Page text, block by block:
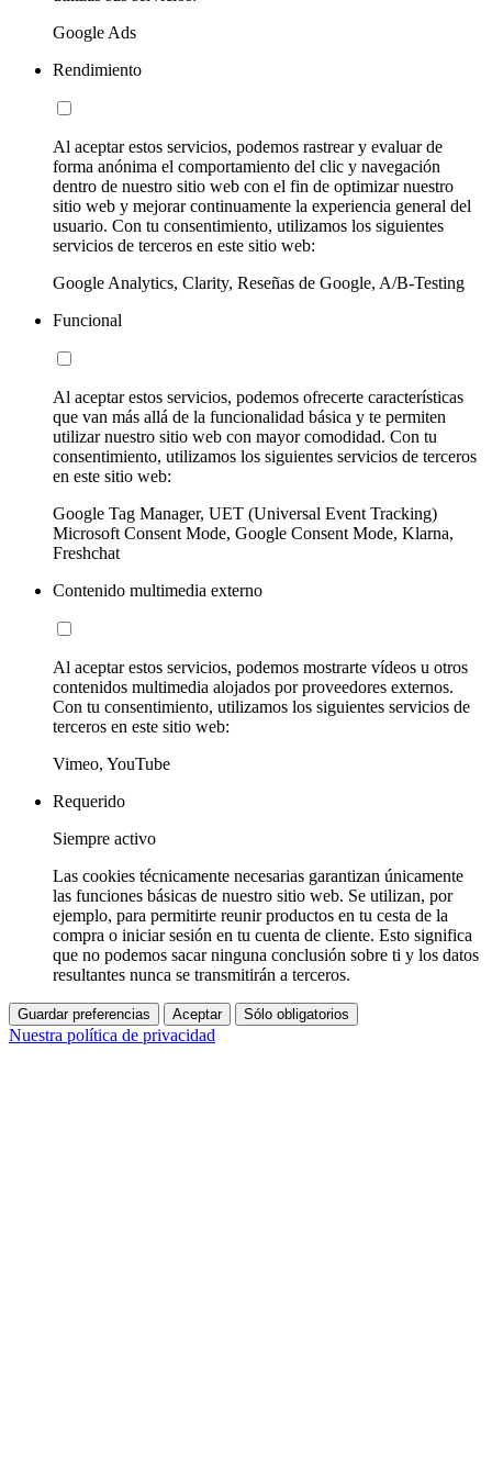
Google Ads
Rendimiento
Al aceptar estos servicios, podemos rastrear y evaluar de
forma anónima el comportamiento del clic y navegación
dentro de nuestro sitio web con el fin de optimizar nuestro
sitio web y mejorar continuamente la experiencia general del
usuario. Con tu consentimiento, utilizamos los siguientes
servicios de terceros en este sitio web:
Google Analytics, Clarity, Reseñas de Google, A/B-Testing
Funcional
Al aceptar estos servicios, podemos ofrecerte características
que van más allá de la funcionalidad básica y te permiten
utilizar nuestro sitio web con mayor comodidad. Con tu
consentimiento, utilizamos los siguientes servicios de terceros
en este sitio web:
Google Tag Manager, UET (Universal Event Tracking)
Microsoft Consent Mode, Google Consent Mode, Klarna,
Freshchat
Contenido multimedia externo
Al aceptar estos servicios, podemos mostrarte vídeos u otros
contenidos multimedia alojados por proveedores externos.
Con tu consentimiento, utilizamos los siguientes servicios de
terceros en este sitio web:
Vimeo, YouTube
Requerido
Siempre activo
Las cookies técnicamente necesarias garantizan únicamente
las funciones básicas de nuestro sitio web. Se utilizan, por
ejemplo, para permitirte reunir productos en tu cesta de la
compra o iniciar sesión en tu cuenta de cliente. Esto significa
que no podemos sacar ninguna conclusión sobre ti y los datos
resultantes nunca se transmitirán a terceros.
Guardar preferencias Aceptar Sólo obligatorios
Nuestra política de privacidad